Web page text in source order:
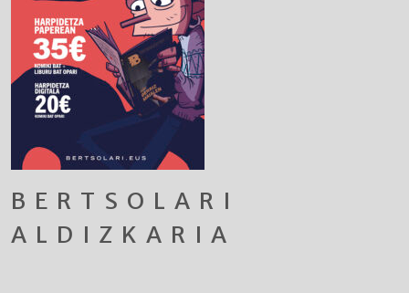
BERTSOLARI
ALDIZKARIA